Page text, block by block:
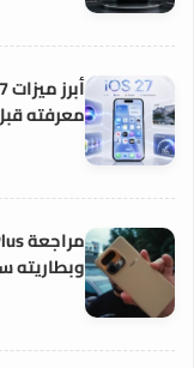
معرفته
وبطاريته